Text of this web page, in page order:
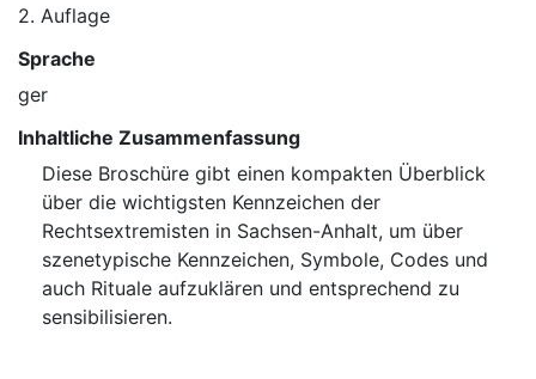
2. Auflage
Sprache
ger
Inhaltliche Zusammenfassung
Diese Broschüre gibt einen kompakten Überblick
über die wichtigsten Kennzeichen der
Rechtsextremisten in Sachsen-Anhalt, um über
szenetypische Kennzeichen, Symbole, Codes und
auch Rituale aufzuklären und entsprechend zu
sensibilisieren.